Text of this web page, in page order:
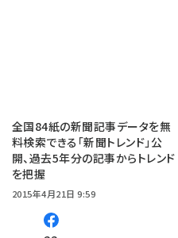
全国84紙の新聞記事データを無
料検索できる「新聞トレンド」公
開、過去5年分の記事からトレンド
を把握
2015年4月21日 9:59